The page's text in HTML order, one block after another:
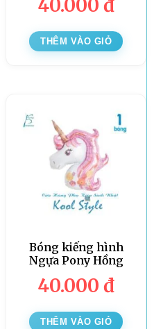
40.000 đ
THÊM VÀO GIỎ
Bóng kiếng hình
Ngựa Pony Hồng
40.000 đ
THÊM VÀO GIỎ